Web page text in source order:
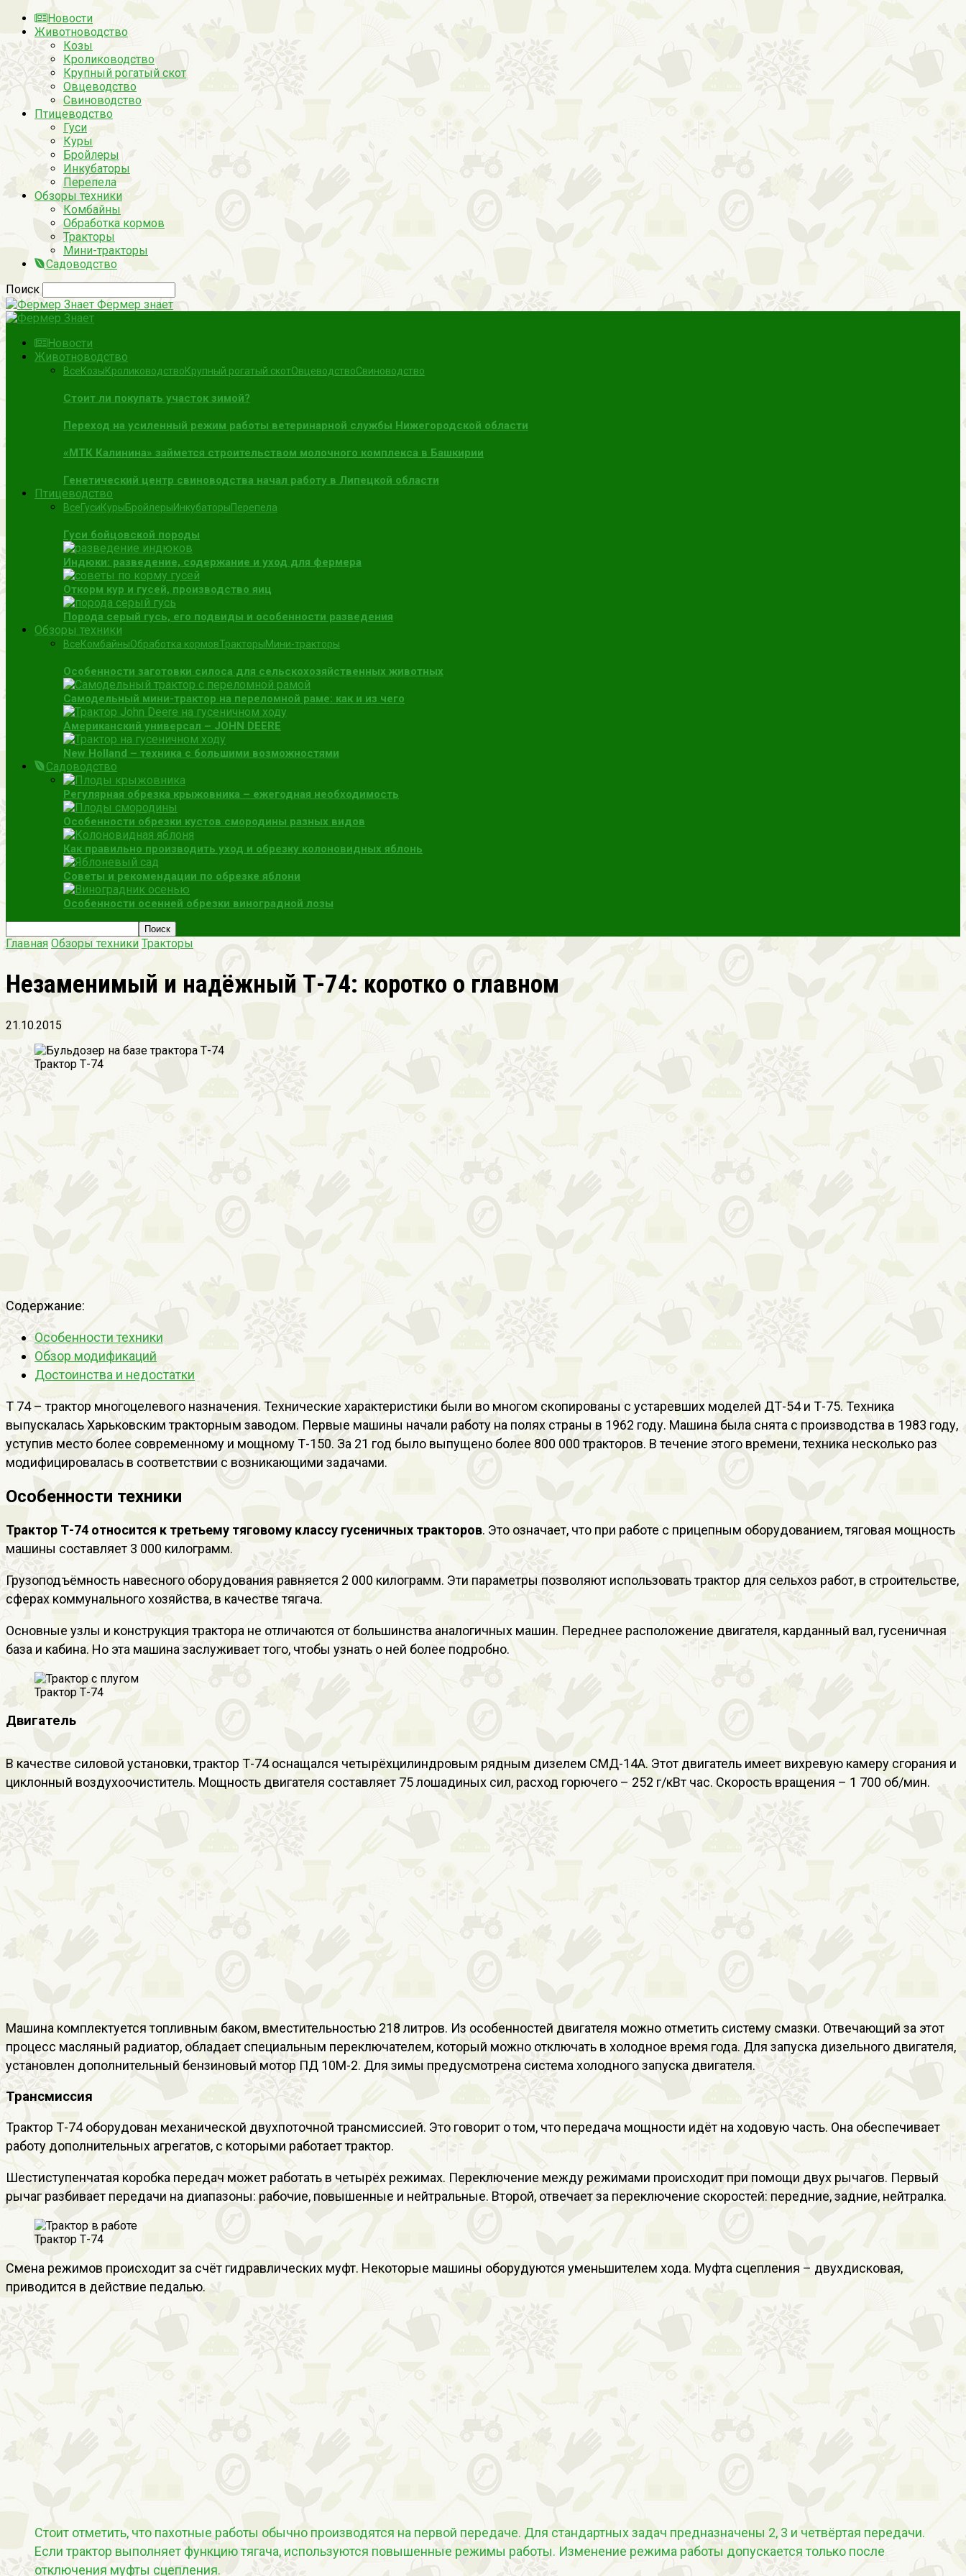
Новости
Животноводство
Козы
Кролиководство
Крупный рогатый скот
Овцеводство
Свиноводство
Птицеводство
Гуси
Куры
Бройлеры
Инкубаторы
Перепела
Обзоры техники
Комбайны
Обработка кормов
Тракторы
Мини-тракторы
Садоводство
Поиск
Фермер знает
Новости
Животноводство
ВсеКозыКролиководствоКрупный рогатый скотОвцеводствоСвиноводство
Стоит ли покупать участок зимой?
Переход на усиленный режим работы ветеринарной службы Нижегородской области
«МТК Калинина» займется строительством молочного комплекса в Башкирии
Генетический центр свиноводства начал работу в Липецкой области
Птицеводство
ВсеГусиКурыБройлерыИнкубаторыПерепела
Гуси бойцовской породы
Индюки: разведение, содержание и уход для фермера
Откорм кур и гусей, производство яиц
Порода серый гусь, его подвиды и особенности разведения
Обзоры техники
ВсеКомбайныОбработка кормовТракторыМини-тракторы
Особенности заготовки силоса для сельскохозяйственных животных
Самодельный мини-трактор на переломной раме: как и из чего
Американский универсал – JOHN DEERE
New Holland – техника с большими возможностями
Садоводство
Регулярная обрезка крыжовника – ежегодная необходимость
Особенности обрезки кустов смородины разных видов
Как правильно производить уход и обрезку колоновидных яблонь
Советы и рекомендации по обрезке яблони
Особенности осенней обрезки виноградной лозы
Главная Обзоры техники Тракторы
Незаменимый и надёжный Т-74: коротко о главном
21.10.2015
Трактор Т-74
Содержание:
Особенности техники
Обзор модификаций
Достоинства и недостатки
Т 74 – трактор многоцелевого назначения. Технические характеристики были во многом скопированы с устаревших моделей ДТ-54 и Т-75. Техника
выпускалась Харьковским тракторным заводом. Первые машины начали работу на полях страны в 1962 году. Машина была снята с производства в 1983 году,
уступив место более современному и мощному Т-150. За 21 год было выпущено более 800 000 тракторов. В течение этого времени, техника несколько раз
модифицировалась в соответствии с возникающими задачами.
Особенности техники
Трактор Т-74 относится к третьему тяговому классу гусеничных тракторов. Это означает, что при работе с прицепным оборудованием, тяговая мощность
машины составляет 3 000 килограмм.
Грузоподъёмность навесного оборудования равняется 2 000 килограмм. Эти параметры позволяют использовать трактор для сельхоз работ, в строительстве,
сферах коммунального хозяйства, в качестве тягача.
Основные узлы и конструкция трактора не отличаются от большинства аналогичных машин. Переднее расположение двигателя, карданный вал, гусеничная
база и кабина. Но эта машина заслуживает того, чтобы узнать о ней более подробно.
Трактор Т-74
Двигатель
В качестве силовой установки, трактор Т-74 оснащался четырёхцилиндровым рядным дизелем СМД-14А. Этот двигатель имеет вихревую камеру сгорания и
циклонный воздухоочиститель. Мощность двигателя составляет 75 лошадиных сил, расход горючего – 252 г/кВт час. Скорость вращения – 1 700 об/мин.
Машина комплектуется топливным баком, вместительностью 218 литров. Из особенностей двигателя можно отметить систему смазки. Отвечающий за этот
процесс масляный радиатор, обладает специальным переключателем, который можно отключать в холодное время года. Для запуска дизельного двигателя,
установлен дополнительный бензиновый мотор ПД 10М-2. Для зимы предусмотрена система холодного запуска двигателя.
Трансмиссия
Трактор Т-74 оборудован механической двухпоточной трансмиссией. Это говорит о том, что передача мощности идёт на ходовую часть. Она обеспечивает
работу дополнительных агрегатов, с которыми работает трактор.
Шестиступенчатая коробка передач может работать в четырёх режимах. Переключение между режимами происходит при помощи двух рычагов. Первый
рычаг разбивает передачи на диапазоны: рабочие, повышенные и нейтральные. Второй, отвечает за переключение скоростей: передние, задние, нейтралка.
Трактор Т-74
Смена режимов происходит за счёт гидравлических муфт. Некоторые машины оборудуются уменьшителем хода. Муфта сцепления – двухдисковая,
приводится в действие педалью.
Стоит отметить, что пахотные работы обычно производятся на первой передаче. Для стандартных задач предназначены 2, 3 и четвёртая передачи.
Если трактор выполняет функцию тягача, используются повышенные режимы работы. Изменение режима работы допускается только после
отключения муфты сцепления.